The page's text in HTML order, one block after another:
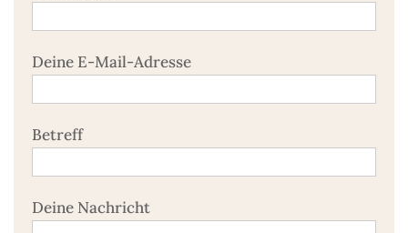
Deine E-Mail-Adresse
Betreff
Deine Nachricht